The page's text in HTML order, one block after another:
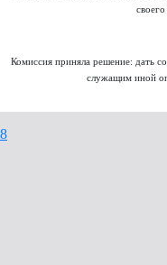
Комиссия приняла решение: дать
служащим иной